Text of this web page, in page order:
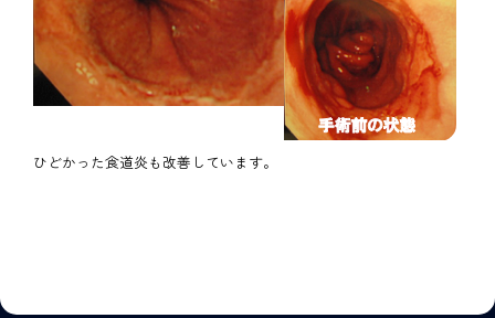
ひどかった食道炎も改善しています。